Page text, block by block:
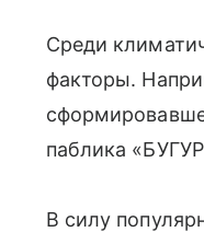
Среди
факторы.
паблика
В силу